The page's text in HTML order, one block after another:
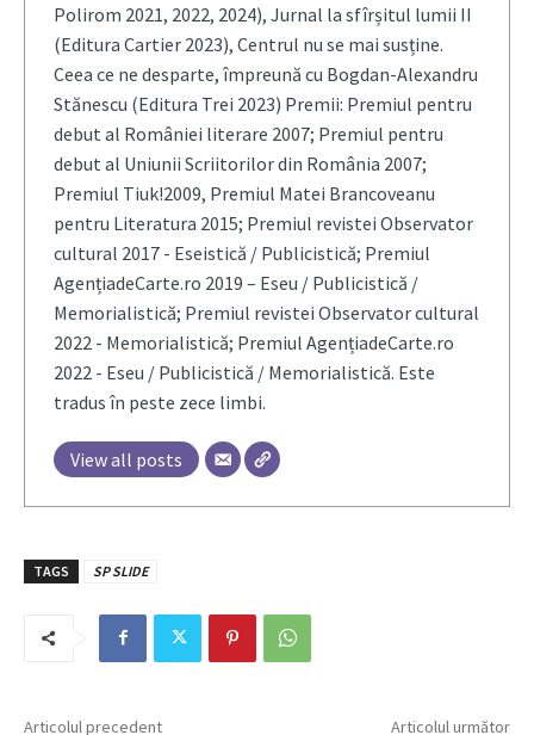
Polirom 2021, 2022, 2024), Jurnal la sfîrșitul lumii II
(Editura Cartier 2023), Centrul nu se mai susține.
Ceea ce ne desparte, împreună cu Bogdan-Alexandru
Stănescu (Editura Trei 2023) Premii: Premiul pentru
debut al României literare 2007; Premiul pentru
debut al Uniunii Scriitorilor din România 2007;
Premiul Tiuk!2009, Premiul Matei Brancoveanu
pentru Literatura 2015; Premiul revistei Observator
cultural 2017 - Eseistică / Publicistică; Premiul
AgențiadeCarte.ro 2019 – Eseu / Publicistică /
Memorialistică; Premiul revistei Observator cultural
2022 - Memorialistică; Premiul AgențiadeCarte.ro
2022 - Eseu / Publicistică / Memorialistică. Este
tradus în peste zece limbi.
View all posts
TAGS SP SLIDE
Articolul precedent Articolul următor